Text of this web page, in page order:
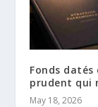
Fonds
prudent qui
May 18, 2026